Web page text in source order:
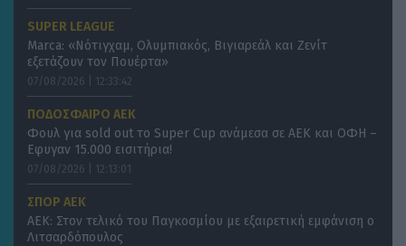
SUPER LEAGUE
Marca: «Νότιγχαμ, Ολυμπιακός, Βιγιαρεάλ και Ζενίτ
εξετάζουν τον Πουέρτα»
07/08/2026 | 12:33:42
ΠΟΔΟΣΦΑΙΡΟ ΑΕΚ
Φουλ για sold out το Super Cup ανάμεσα σε ΑΕΚ και ΟΦΗ –
Eφυγαν 15.000 εισιτήρια!
07/08/2026 | 12:13:01
ΣΠΟΡ ΑΕΚ
ΑΕΚ: Στον τελικό του Παγκοσμίου με εξαιρετική εμφάνιση ο
Λιτσαρδόπουλος